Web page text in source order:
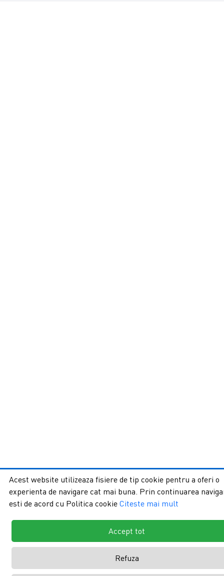
Acest website utilizeaza fisiere de tip cookie pentru a oferi o
experienta de navigare cat mai buna. Prin continuarea
esti de acord cu Politica cookie Citeste mai mult
Accept tot
Refuza